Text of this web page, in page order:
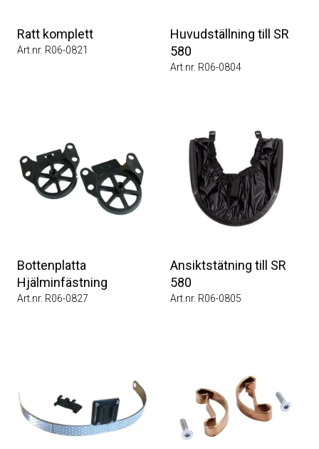
Ratt komplett
Art.nr. R06-0821
Huvudställning till SR
580
Art.nr. R06-0804
Bottenplatta
Hjälminfästning
Art.nr. R06-0827
Ansiktstätning till SR
580
Art.nr. R06-0805